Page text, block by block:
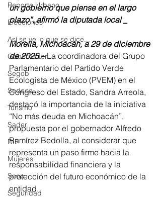
Reporte Urbano
Elecciones
Así se ve lo que se dice...
Gobernador
Segob
Sedeco
Turismo
Sader
DIF
Mujeres
Scop
Seguridad
un gobierno que piense en el largo
plazo”, afirmó la diputada local _
Morelia, Michoacán, a 29 de diciembre
de 2025.– La coordinadora del Grupo
Parlamentario del Partido Verde
Ecologista de México (PVEM) en el
Congreso del Estado, Sandra Arreola,
destacó la importancia de la iniciativa
“No más deuda en Michoacán”,
propuesta por el gobernador Alfredo
Ramírez Bedolla, al considerar que
representa un paso firme hacia la
responsabilidad financiera y la
protección del futuro económico de la
entidad.